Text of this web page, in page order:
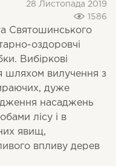
28 Листопада 2019
1586
Святошинського
оздоровчі
Вибіркові
шляхом вилучення з
дуже
насаджень
лісу і в
явищ,
впливу дерев